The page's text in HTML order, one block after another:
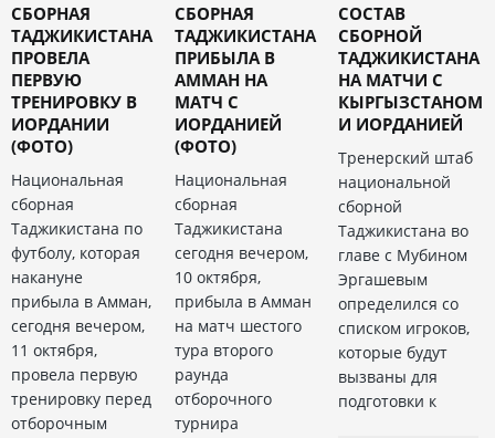
СБОРНАЯ
ТАДЖИКИСТАНА
ПРОВЕЛА
ПЕРВУЮ
ТРЕНИРОВКУ В
ИОРДАНИИ
(ФОТО)
Национальная
сборная
Таджикистана по
футболу, которая
накануне
прибыла в Амман,
сегодня вечером,
11 октября,
провела первую
тренировку перед
отборочным
СБОРНАЯ
ТАДЖИКИСТАНА
ПРИБЫЛА В
АММАН НА
МАТЧ С
ИОРДАНИЕЙ
(ФОТО)
Национальная
сборная
Таджикистана
сегодня вечером,
10 октября,
прибыла в Амман
на матч шестого
тура второго
раунда
отборочного
турнира
СОСТАВ
СБОРНОЙ
ТАДЖИКИСТАНА
НА МАТЧИ С
КЫРГЫЗСТАНОМ
И ИОРДАНИЕЙ
Тренерский штаб
национальной
сборной
Таджикистана во
главе с Мубином
Эргашевым
определился со
списком игроков,
которые будут
вызваны для
подготовки к